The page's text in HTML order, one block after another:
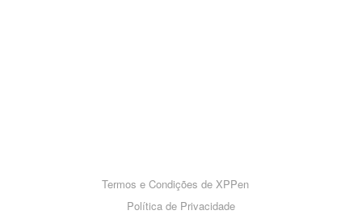
Termos e Condições de XPPen
Política de Privacidade